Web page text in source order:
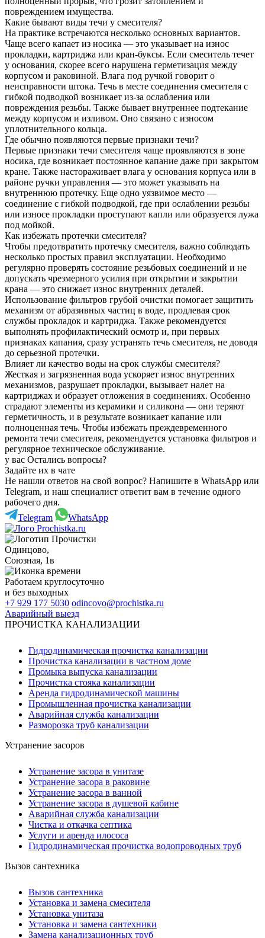
повреждением имущества.
Какие бывают виды течи у смесителя?
На практике встречаются несколько основных вариантов.
Чаще всего капает из носика — это указывает на износ
прокладки, картриджа или кран-буксы. Если смеситель течет
у основания, скорее всего нарушена герметизация между
корпусом и раковиной. Влага под ручкой говорит о
неисправности штока. Течь в месте соединения смесителя с
гибкой подводкой возникает из-за ослабления или
повреждения резьбы. Также бывает внутреннее подтекание
между корпусом и изливом. Оно связано с износом
уплотнительного кольца.
Где обычно появляются первые признаки течи?
Первые признаки течи смесителя чаще проявляются в зоне
носика, где возникает постоянное капание даже при закрытом
кране. Также настораживает влага у основания корпуса или в
районе ручки управления — это может указывать на
внутреннюю протечку. Еще одно уязвимое место —
соединение с гибкой подводкой, где при ослаблении резьбы
или износе прокладки проступают капли или образуется лужа
под мойкой.
Как избежать протечки смесителя?
Чтобы предотвратить протечку смесителя, важно соблюдать
несколько простых правил эксплуатации. Необходимо
регулярно проверять состояние резьбовых соединений и не
допускать чрезмерного усилия при открытии и закрытии
крана — это снижает износ внутренних деталей.
Использование фильтров грубой очистки помогает защитить
механизм от абразивных частиц в воде, продлевая срок
службы прокладок и картриджа. Также рекомендуется
выполнять профилактический осмотр и, при первых
признаках капания, сразу устранять течь смесителя, не доводя
до серьезной протечки.
Влияет ли качество воды на срок службы смесителя?
Жесткая и загрязненная вода ускоряет износ внутренних
механизмов, разрушает прокладки, вызывает налет на
картриджах и образует отложения в соединениях. Особенно
страдают элементы из керамики и силикона — они теряют
герметичность, и в результате возникает капание или
полноценная течь. Чтобы избежать преждевременного
ремонта течи смесителя, рекомендуется установка фильтров и
регулярное техническое обслуживание.
у вас Остались вопросы?
Задайте их в чате
Не нашли ответов на свой вопрос? Напишите в WhatsApp или
Telegram, и наш специалист ответит вам в течение одного
рабочего дня.
Telegram
WhatsApp
Одинцово,
Союзная, 1в
Работаем круглосуточно
и без выходных
+7 929 177 5030 odincovo@prochistka.ru
Аварийный выезд
ПРОЧИСТКА КАНАЛИЗАЦИИ
Гидродинамическая прочистка канализации
Прочистка канализации в частном доме
Промыка выпуска канализации
Прочистка стояка канализации
Аренда гидродинамической машины
Промышленная прочистка канализации
Аварийная служба канализации
Разморозка труб канализации
Устранение засоров
Устранение засора в унитазе
Устранение засора в раковине
Устранение засора в ванной
Устранение засора в душевой кабине
Аварийная служба канализации
Чистка и откачка септика
Услуги и аренда илососа
Гидродинамическая прочистка водопроводных труб
Вызов сантехника
Вызов сантехника
Установка и замена смесителя
Установка унитаза
Установка и замена сантехники
Замена канализационных труб